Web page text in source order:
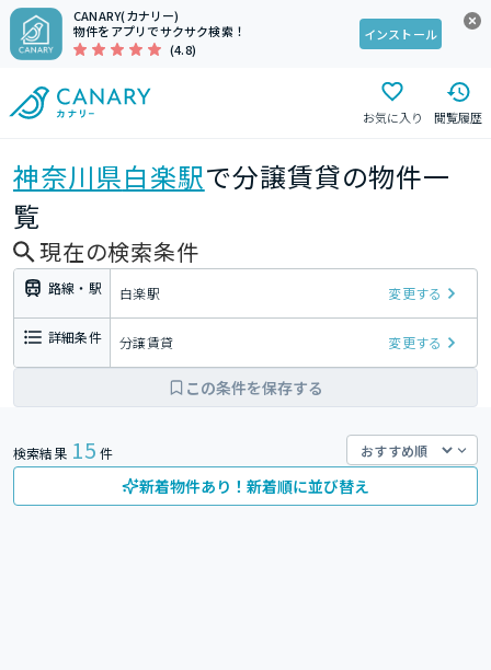
CANARY(カナリー)
物件をアプリでサクサク検索！
(4.8)
インストール
お気に入り 閲覧履歴
神奈川県白楽駅で分譲賃貸の物件一
覧
現在の検索条件
路線・駅 白楽駅 変更する
詳細条件 分譲賃貸 変更する
この条件を保存する
検索結果 15 件
新着物件あり！新着順に並び替え